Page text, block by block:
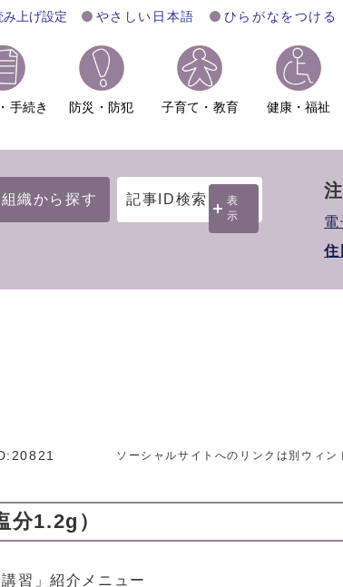
み上げ設定 やさしい日本語 ひらがなをつける
手続き 防災・防犯 子育て・教育 健康・福祉
組織から探す 記事ID検索
表
示
住
ソーシャルサイトへのリンクは別ウィン
1.2g）
習」紹介メニュー